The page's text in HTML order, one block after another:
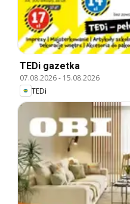
TEDi gazetka
07.08.2026- 15.08.2026
TEDi